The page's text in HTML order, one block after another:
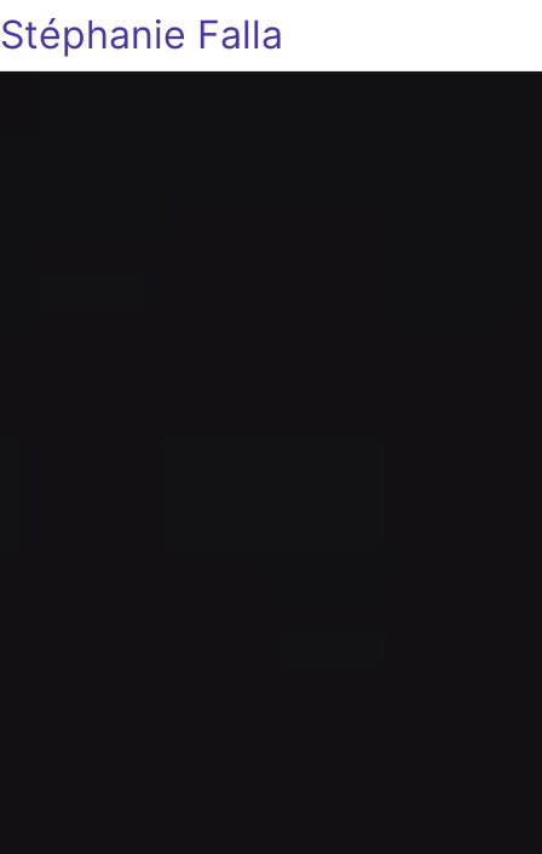
Stéphanie Falla